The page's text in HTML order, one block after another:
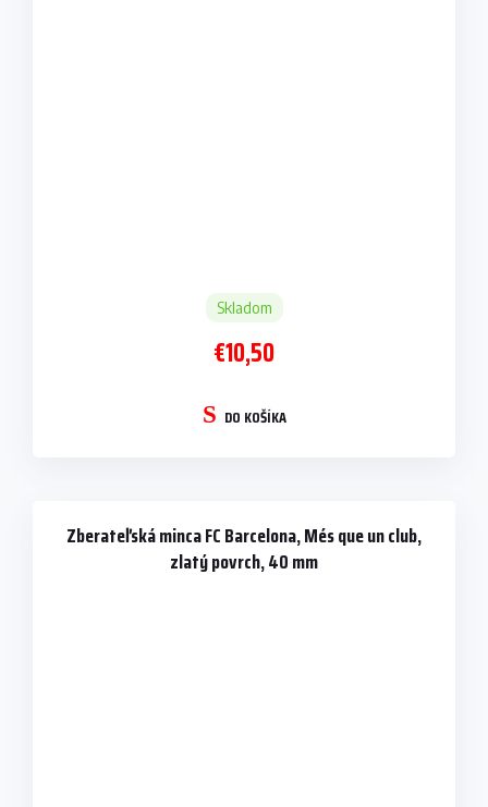
Skladom
€10,50
DO KOŠÍKA
Zberateľská minca FC Barcelona, Més que un club,
zlatý povrch, 40 mm